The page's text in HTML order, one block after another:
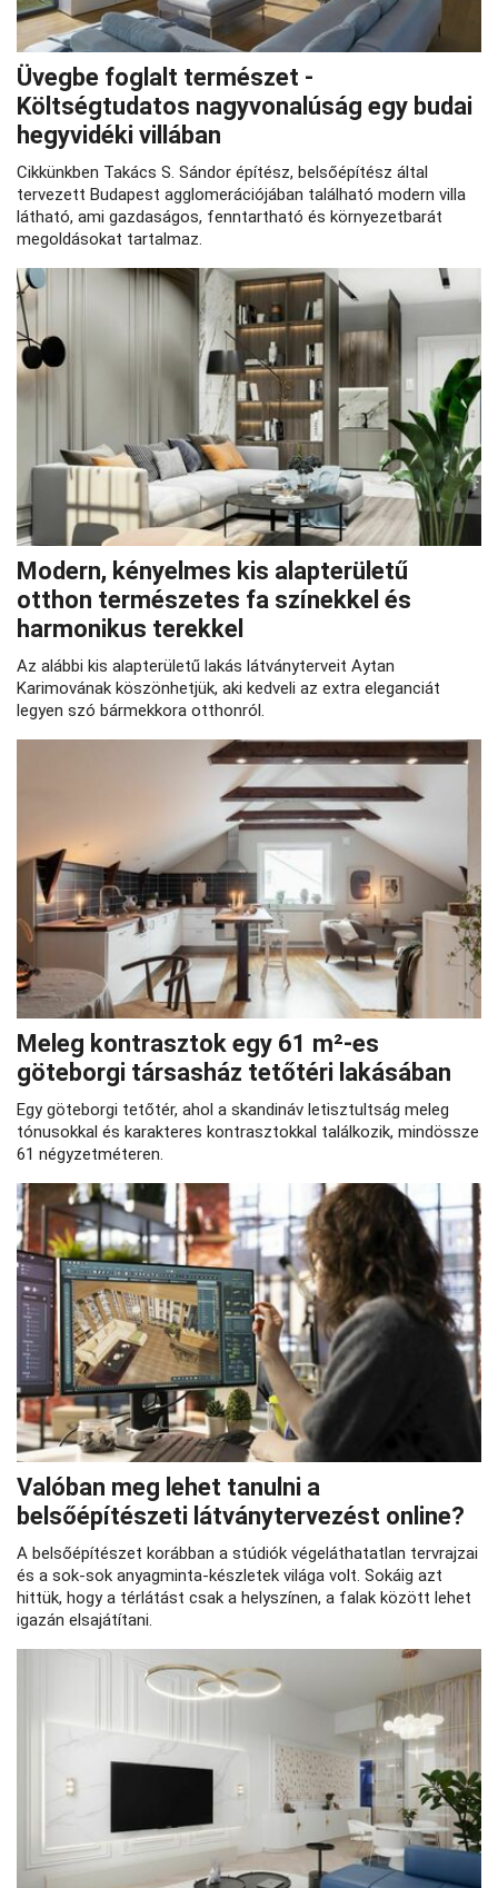
Üvegbe foglalt természet -
Költségtudatos nagyvonalúság egy budai
hegyvidéki villában
Cikkünkben Takács S. Sándor építész, belsőépítész által
tervezett Budapest agglomerációjában található modern villa
látható, ami gazdaságos, fenntartható és környezetbarát
megoldásokat tartalmaz.
Modern, kényelmes kis alapterületű
otthon természetes fa színekkel és
harmonikus terekkel
Az alábbi kis alapterületű lakás látványterveit Aytan
Karimovának köszönhetjük, aki kedveli az extra eleganciát
legyen szó bármekkora otthonról.
Meleg kontrasztok egy 61 m²-es
göteborgi társasház tetőtéri lakásában
Egy göteborgi tetőtér, ahol a skandináv letisztultság meleg
tónusokkal és karakteres kontrasztokkal találkozik, mindössze
61 négyzetméteren.
Valóban meg lehet tanulni a
belsőépítészeti látványtervezést online?
A belsőépítészet korábban a stúdiók végeláthatatlan tervrajzai
és a sok-sok anyagminta-készletek világa volt. Sokáig azt
hittük, hogy a térlátást csak a helyszínen, a falak között lehet
igazán elsajátítani.